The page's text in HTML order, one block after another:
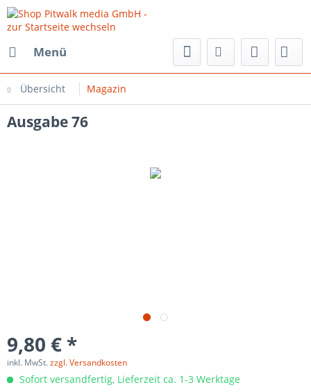
Menü
Übersicht Magazin
Ausgabe 76
9,80 € *
inkl. MwSt.zzgl. Versandkosten
Sofort versandfertig, Lieferzeit ca. 1-3 Werktage